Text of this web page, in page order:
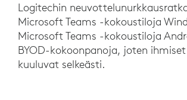
Logitechin
Microsoft Teams -kokoustiloja
Microsoft Teams -kokoustiloja
BYOD-kokoonpanoja, joten
kuuluvat selkeästi.